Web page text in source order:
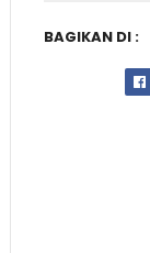
BAGIKAN DI :